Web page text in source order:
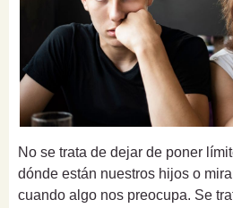
No se trata de dejar de poner
dónde están nuestros hijos o
cuando algo nos preocupa. Se